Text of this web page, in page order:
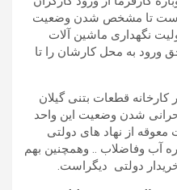
است تا مشخص شدن وضعیت
که مسئولیت نگهداری ماشین آلات
ورود به محل کارشان را تا
کارخانه قطعات بتنی گیلان
شدن وضعیت این واحد
از نهاد های دولتی
آب وفاضلاب .. وهمچنین بهم
دولتی دیگراست.